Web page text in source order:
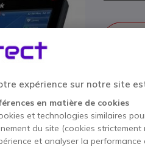
expérience sur notre site
en matière de cookies
et technologies similaires
du site (cookies strictement
et analyser la